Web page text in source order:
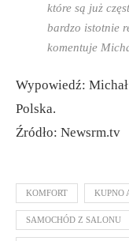
które są już
bardzo istotnie
komentuje
Wypowiedź:
Polska.
Źródło: Newsrm.tv
KOMFORT KUPNO
SAMOCHÓD Z SALONU